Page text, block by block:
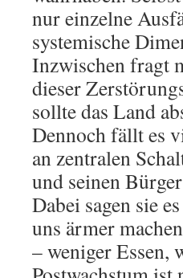
nur einzelne
systemische
Inzwischen fragt
dieser
sollte das Land
Dennoch fällt es
an zentralen
und seinen
Dabei sagen sie
uns ärmer
– weniger Essen,